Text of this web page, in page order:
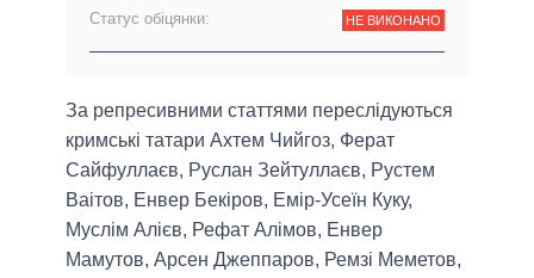
Статус обіцянки: НЕ ВИКОНАНО
За репресивними статтями переслідуються
кримські татари Ахтем Чийгоз, Ферат
Сайфуллаєв, Руслан Зейтуллаєв, Рустем
Ваітов, Енвер Бекіров, Емір-Усеїн Куку,
Муслім Алієв, Рефат Алімов, Енвер
Мамутов, Арсен Джеппаров, Ремзі Меметов,